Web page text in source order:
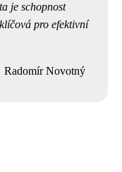
je schopnost
pro efektivní
Radomír Novotný